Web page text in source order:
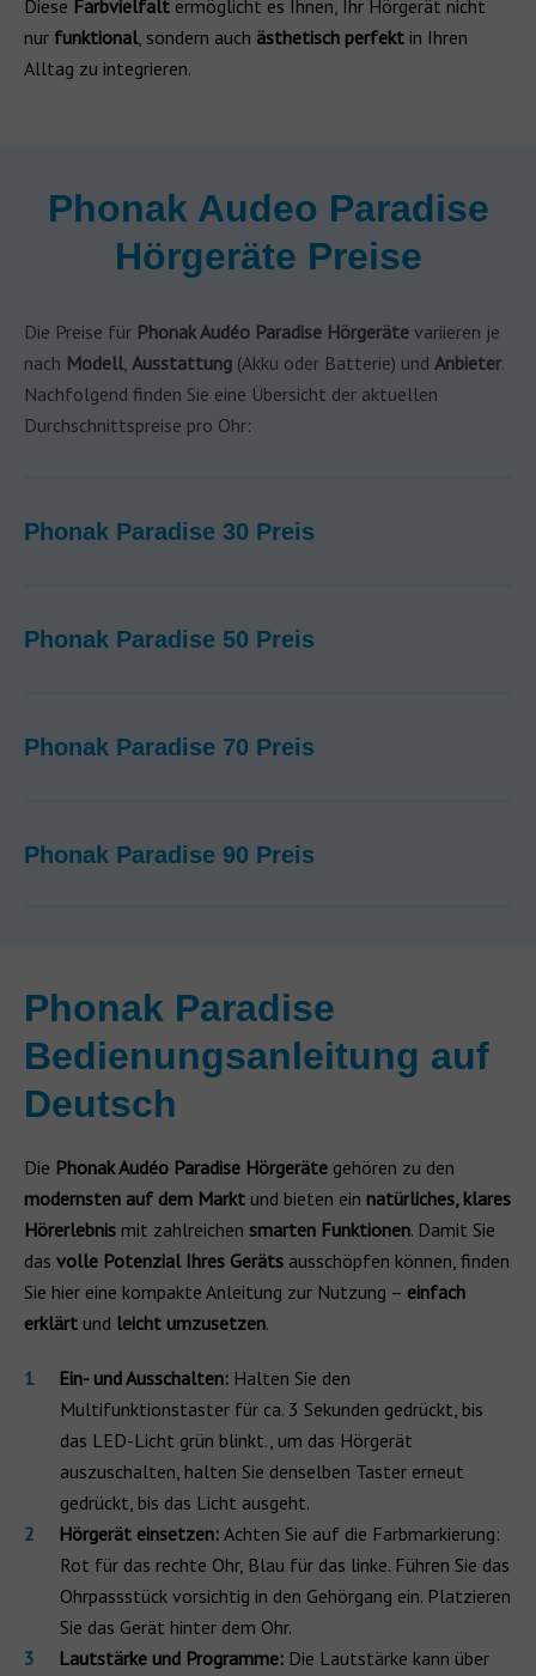
Diese Farbvielfalt ermöglicht es Ihnen, Ihr Hörgerät nicht
nur funktional, sondern auch ästhetisch perfekt in Ihren
Alltag zu integrieren.
Phonak Audeo Paradise
Hörgeräte Preise
Die Preise für Phonak Audéo Paradise Hörgeräte variieren je
nach Modell, Ausstattung (Akku oder Batterie) und Anbieter.
Nachfolgend finden Sie eine Übersicht der aktuellen
Durchschnittspreise pro Ohr:
Phonak Paradise 30 Preis
Phonak Paradise 50 Preis
Phonak Paradise 70 Preis
Phonak Paradise 90 Preis
Phonak Paradise
Bedienungsanleitung auf
Deutsch
Die Phonak Audéo Paradise Hörgeräte gehören zu den
modernsten auf dem Markt und bieten ein natürliches, klares
Hörerlebnis mit zahlreichen smarten Funktionen. Damit Sie
das volle Potenzial Ihres Geräts ausschöpfen können, finden
Sie hier eine kompakte Anleitung zur Nutzung – einfach
erklärt und leicht umzusetzen.
Ein- und Ausschalten: Halten Sie den
Multifunktionstaster für ca. 3 Sekunden gedrückt, bis
das LED-Licht grün blinkt., um das Hörgerät
auszuschalten, halten Sie denselben Taster erneut
gedrückt, bis das Licht ausgeht.
Hörgerät einsetzen: Achten Sie auf die Farbmarkierung:
Rot für das rechte Ohr, Blau für das linke. Führen Sie das
Ohrpassstück vorsichtig in den Gehörgang ein. Platzieren
Sie das Gerät hinter dem Ohr.
Lautstärke und Programme: Die Lautstärke kann über